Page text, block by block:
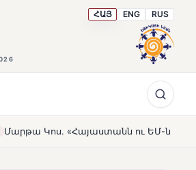
ՀԱՅ ENG RUS
ն երբեք այսքան մոտ չեն եղել»